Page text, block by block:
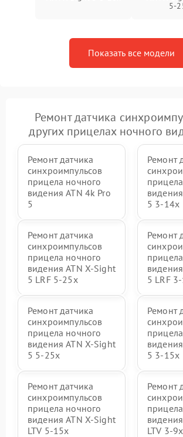
5-
Показать все модели
Ремонт датчика
других прицелах ночного
Ремонт датчика
синхроимпульсов
прицела ночного
видения ATN 4k Pro
5
Ремонт
5 3-14x
Ремонт датчика
синхроимпульсов
прицела ночного
видения ATN X-Sight
5 LRF 5-25x
Ремонт
5 LRF
Ремонт датчика
синхроимпульсов
прицела ночного
видения ATN X-Sight
5 5-25x
Ремонт
5 3-15x
Ремонт датчика
синхроимпульсов
прицела ночного
видения ATN X-Sight
LTV 5-15x
Ремонт
LTV 3-9x